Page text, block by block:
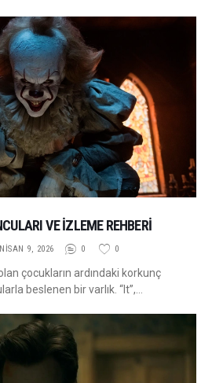
VE İZLEME REHBERI
9, 2026 0 0
çocukların ardındaki korkunç
beslenen bir varlık. “It”,…